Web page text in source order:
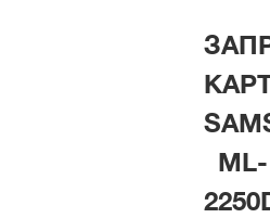
ML-